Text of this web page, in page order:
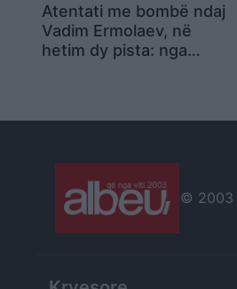
Atentati me bombë ndaj
Vadim Ermolaev, në
hetim dy pista: nga
© 2003